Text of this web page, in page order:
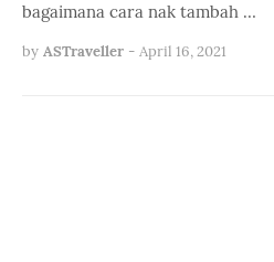
bagaimana cara nak tambah …
by ASTraveller - April 16, 2021